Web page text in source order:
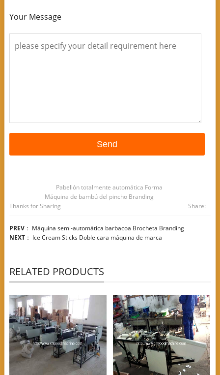
Your Message
Pabellón totalmente automática Forma
Máquina de bambú del pincho Branding
Thanks for Sharing
Share:
PREV： Máquina semi-automática barbacoa Brocheta Branding
NEXT： Ice Cream Sticks Doble cara máquina de marca
RELATED PRODUCTS